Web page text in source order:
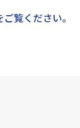
覧ください。